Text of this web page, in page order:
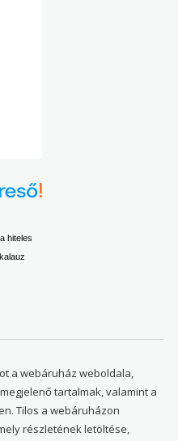
hiteles
a webáruház weboldala,
tartalmak, valamint a
Tilos a webáruházon
részletének letöltése,